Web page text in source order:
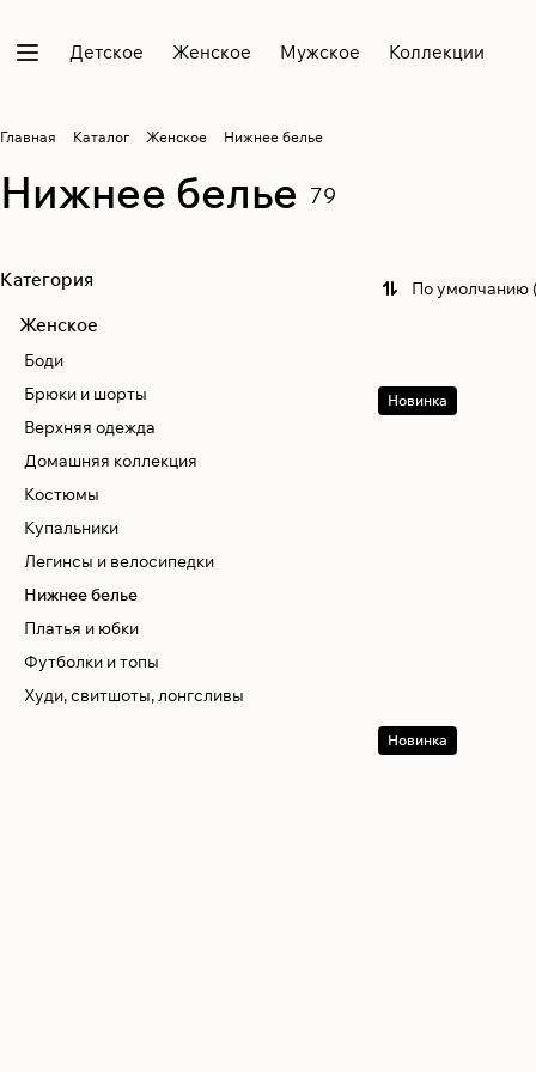
Детское Женское Мужское Коллекции
Главная Каталог Женское Нижнее белье
Нижнее белье 79
По умолчанию
Новинка
Новинка
Категория
Женское
Боди
Брюки и шорты
Верхняя одежда
Домашняя коллекция
Костюмы
Купальники
Легинсы и велосипедки
Нижнее белье
Платья и юбки
Футболки и топы
Худи, свитшоты, лонгсливы